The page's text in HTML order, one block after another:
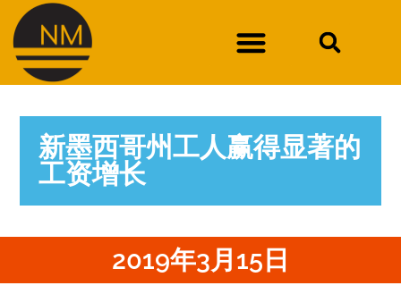
新墨西哥州工人赢得显著的
工资增长
2019年3月15日